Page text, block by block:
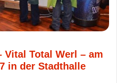
Vital Total Werl – am
in der Stadthalle